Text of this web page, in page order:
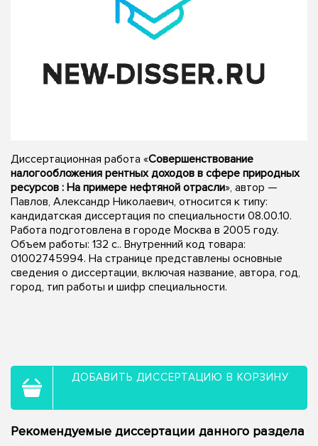
Диссертационная работа «Совершенствование
налогообложения рентных доходов в сфере природных
ресурсов : На примере нефтяной отрасли», автор —
Павлов, Александр Николаевич, относится к типу:
кандидатская диссертация по специальности 08.00.10.
Работа подготовлена в городе Москва в 2005 году.
Объем работы: 132 с.. Внутренний код товара:
01002745994. На странице представлены основные
сведения о диссертации, включая название, автора, год,
город, тип работы и шифр специальности.
ДОБАВИТЬ ДИССЕРТАЦИЮ В КОРЗИНУ
Рекомендуемые диссертации данного раздела